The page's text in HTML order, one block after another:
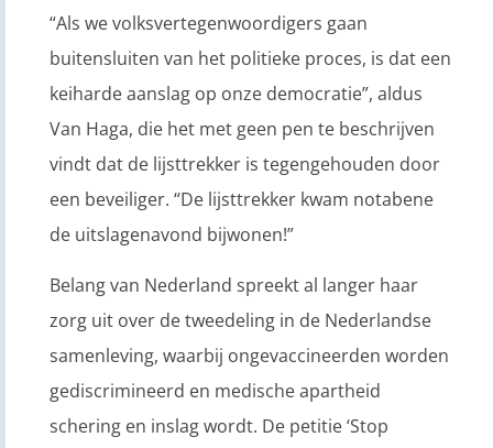
“Als we volksvertegenwoordigers gaan
buitensluiten van het politieke proces, is dat een
keiharde aanslag op onze democratie”, aldus
Van Haga, die het met geen pen te beschrijven
vindt dat de lijsttrekker is tegengehouden door
een beveiliger. “De lijsttrekker kwam notabene
de uitslagenavond bijwonen!”
Belang van Nederland spreekt al langer haar
zorg uit over de tweedeling in de Nederlandse
samenleving, waarbij ongevaccineerden worden
gediscrimineerd en medische apartheid
schering en inslag wordt. De petitie ‘Stop